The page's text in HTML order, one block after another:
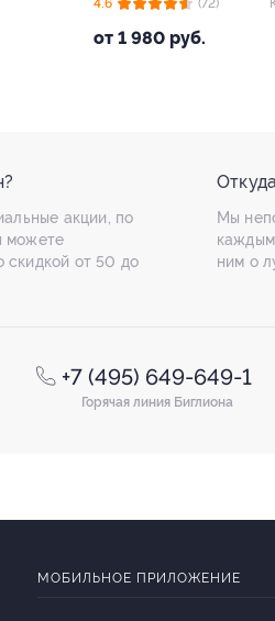
акции, по
можете
скидкой от 50 до
Мы
ним о
+7 (495) 649-649-1
Горячая линия Биглиона
МОБИЛЬНОЕ ПРИЛОЖЕНИЕ